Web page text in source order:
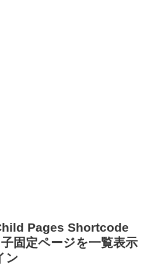
Pages Shortcode
固定ページを一覧表示
ン